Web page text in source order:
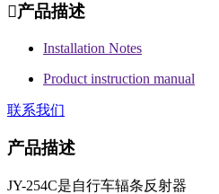
产品描述
Installation Notes
Product instruction manual
联系我们
产品描述
JY-254C是自行车辐条反射器